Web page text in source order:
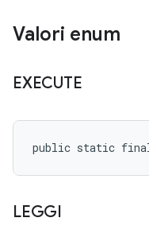
Valori enum
EXECUTE
public static
LEGGI